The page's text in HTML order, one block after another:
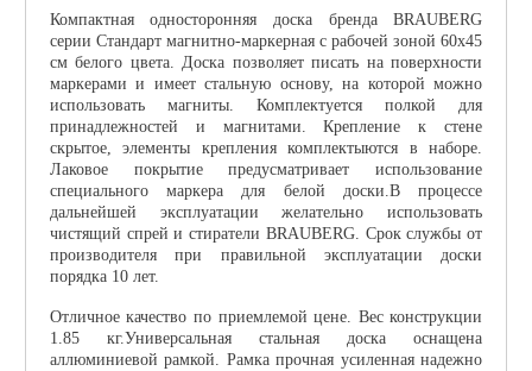
Компактная односторонняя доска бренда BRAUBERG
серии Стандарт магнитно-маркерная с рабочей зоной 60х45
см белого цвета. Доска позволяет писать на поверхности
маркерами и имеет стальную основу, на которой можно
использовать магниты. Комплектуется полкой для
принадлежностей и магнитами. Крепление к стене
скрытое, элементы крепления комплектыются в наборе.
Лаковое покрытие предусматривает использование
специального маркера для белой доски.В процессе
дальнейшей эксплуатации желательно использовать
чистящий спрей и стиратели BRAUBERG. Срок службы от
производителя при правильной эксплуатации доски
порядка 10 лет.
Отличное качество по приемлемой цене. Вес конструкции
1.85 кг.Универсальная стальная доска оснащена
аллюминиевой рамкой. Рамка прочная усиленная надежно